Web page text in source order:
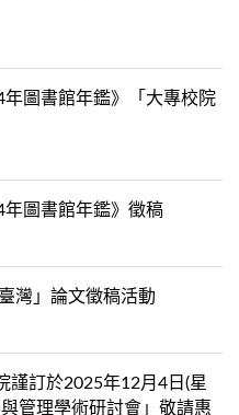
年圖書館年鑑》「大專校院
年圖書館年鑑》徵稿
灣」論文徵稿活動
謹訂於2025年12月4日(星
管理學術研討會」敬請惠